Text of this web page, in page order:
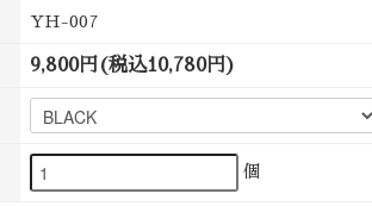
YH-007
9,800円(税込10,780円)
個